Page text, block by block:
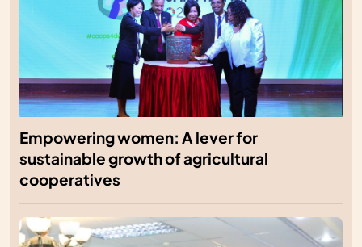
Empowering women: A lever for
sustainable growth of agricultural
cooperatives